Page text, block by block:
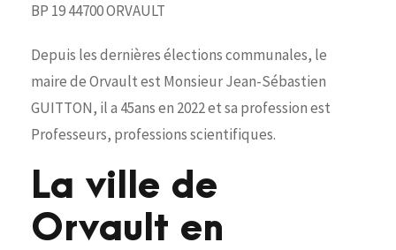
BP 19 44700 ORVAULT
Depuis les dernières élections communales, le
maire de Orvault est Monsieur Jean-Sébastien
GUITTON, il a 45ans en 2022 et sa profession est
Professeurs, professions scientifiques.
La ville de
Orvault en